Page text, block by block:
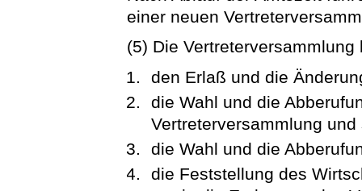
einer neuen
(5) Die
den Erlaß und die
die Wahl und die
Vertreterversammlung
die Wahl und die
die Feststellung des